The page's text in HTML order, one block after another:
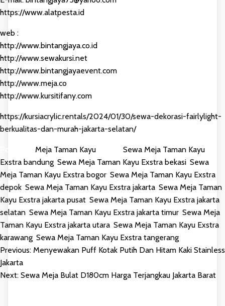
https://www.alatpesta.id
web :
http://www.bintangjaya.co.id
http://www.sewakursi.net
http://www.bintangjayaevent.com
http://www.meja.co
http://www.kursitifany.com
https://kursiacrylic.rentals/2024/01/30/sewa-dekorasi-fairlylight-
berkualitas-dan-murah-jakarta-selatan/
Meja Taman KayuTagged Sewa Meja Taman Kayu
Exstra bandung Sewa Meja Taman Kayu Exstra bekasi Sewa
Meja Taman Kayu Exstra bogor Sewa Meja Taman Kayu Exstra
depok Sewa Meja Taman Kayu Exstra jakarta Sewa Meja Taman
Kayu Exstra jakarta pusat Sewa Meja Taman Kayu Exstra jakarta
selatan Sewa Meja Taman Kayu Exstra jakarta timur Sewa Meja
Taman Kayu Exstra jakarta utara Sewa Meja Taman Kayu Exstra
karawang Sewa Meja Taman Kayu Exstra tangerang
POST
NAVIGATION
Previous: Menyewakan Puff Kotak Putih Dan Hitam Kaki Stainless
Jakarta
Next: Sewa Meja Bulat D180cm Harga Terjangkau Jakarta Barat